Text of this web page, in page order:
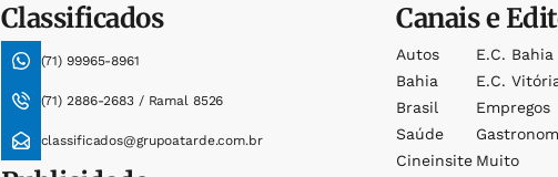
Classificados
(71) 99965-8961
(71) 2886-2683 / Ramal 8526
classificados@grupoatarde.com.br
Canais e
Autos
Bahia
Brasil
Saúde
Cineinsite
E.c. Bahia
E.c.
Empregos
Muito